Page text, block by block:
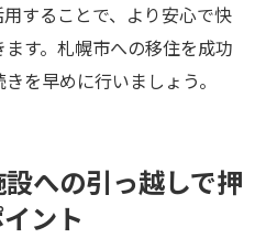
することで、より安心で快
す。札幌市への移住を成功
を早めに行いましょう。
への引っ越しで押
ント